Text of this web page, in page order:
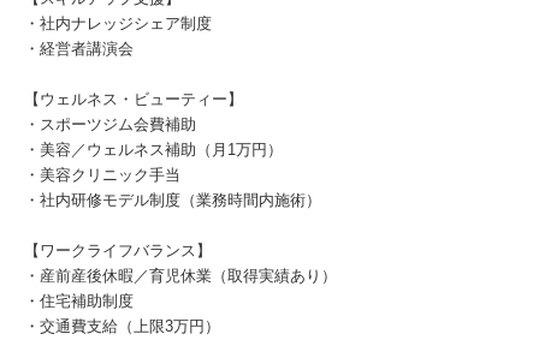
・社内ナレッジシェア制度
・経営者講演会
【ウェルネス・ビューティー】
・スポーツジム会費補助
・美容／ウェルネス補助（月1万円）
・美容クリニック手当
・社内研修モデル制度（業務時間内施術）
【ワークライフバランス】
・産前産後休暇／育児休業（取得実績あり）
・住宅補助制度
・交通費支給（上限3万円）